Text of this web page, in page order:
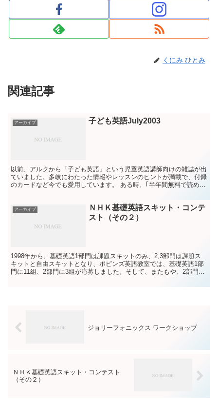
くにみ ひとみ
関連記事
アーカイブ 子ども英語July2003
以前、アルクから「子ども英語」という児童英語講師向けの雑誌が出
ていました。多岐にわたった情報やレッスンのヒントが満載で、付録
のカードなど今でも愛用しています。 ある時、｢半年間無料で読める
アーカイブ
ＮＨＫ基礎英語スキット・コンテ
スト（その２）
1998年から、基礎英語1部門は課題スキットのみ、2,3部門は課題ス
キットと自由スキットとなり、ポピンズ英語教室では、基礎英語1部
門に11組、2部門に3組が応募しました。そして、またもや、2部門か
ジョリーフォニックス ワークショップ
ＮＨＫ基礎英語スキット・コンテスト
（その２）